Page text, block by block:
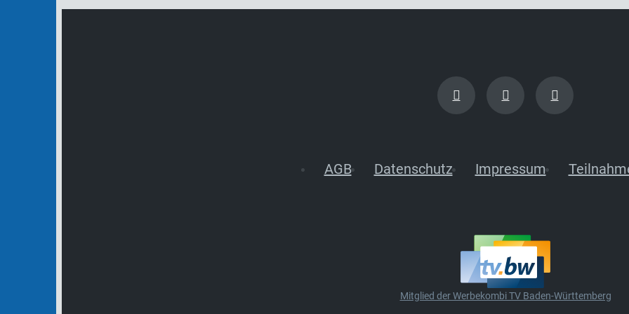
AGB Datenschutz Impressum
Mitglied der Werbekombi TV Baden-Württemberg